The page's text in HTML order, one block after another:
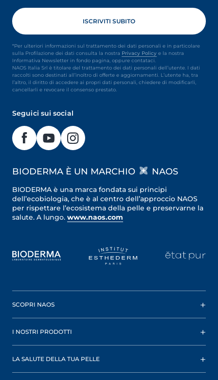
*Per ulteriori informazioni sul trattamento dei dati personali e in particolare
sulla Profilazione dei dati consulta la nostra Privacy Policy e la nostra
Informativa Newsletter in fondo pagina, oppure contataci.
NAOS Italia Srl è titolare del trattamento dei dati personali dell’utente. I dati
raccolti sono destinati all’inoltro di offerte e aggiornamenti. L’utente ha, tra
l’altro, il diritto di accedere ai propri dati personali, chiedere di modificarli,
cancellarli e revocare il consenso prestato.
Seguici sui social
BIODERMA È UN MARCHIO NAOS
BIODERMA è una marca fondata sui principi
dell’ecobiologia, che è al centro dell’approccio NAOS
per rispettare l’ecosistema della pelle e preservarne la
salute. A lungo. www.naos.com
SCOPRI NAOS
I NOSTRI PRODOTTI
LA SALUTE DELLA TUA PELLE